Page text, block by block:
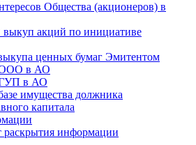
Общества (акционеров) в
акций по инициативе
ценных бумаг Эмитентом
ООО в АО
ГУП в АО
имущества должника
капитала
раскрытия информации